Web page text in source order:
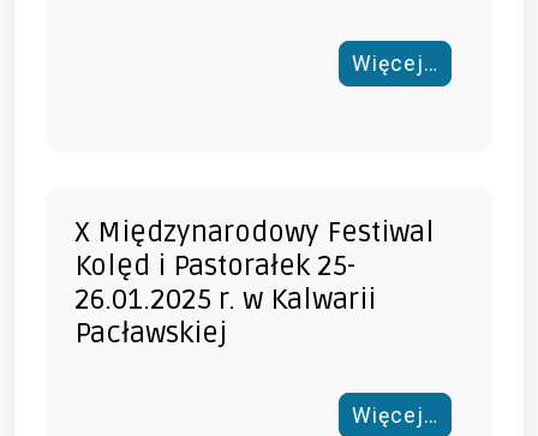
Więcej…
X Międzynarodowy Festiwal
Kolęd i Pastorałek 25-
26.01.2025 r. w Kalwarii
Pacławskiej
Więcej…